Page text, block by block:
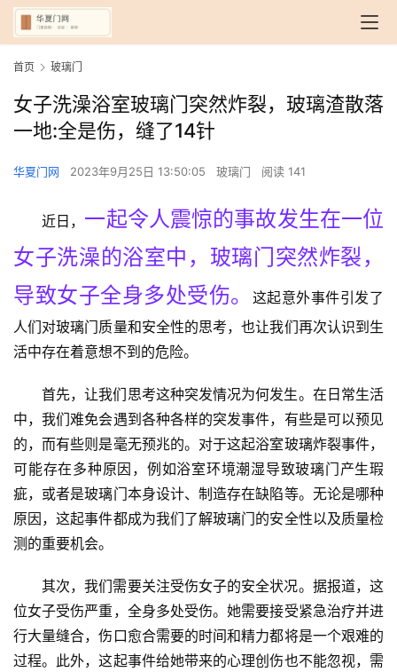
首页 玻璃门
女子洗澡浴室玻璃门突然炸裂，玻璃渣散落
一地:全是伤，缝了14针
华夏门网 2023年9月25日 13:50:05 玻璃门 阅读 141
近日， 一起令人震惊的事故发生在一位
女子洗澡的浴室中，玻璃门突然炸裂，
导致女子全身多处受伤。
这起意外事件引发了
人们对玻璃门质量和安全性的思考，也让我们再次认识到生
活中存在着意想不到的危险。
首先，让我们思考这种突发情况为何发生。在日常生活
中，我们难免会遇到各种各样的突发事件，有些是可以预见
的，而有些则是毫无预兆的。对于这起浴室玻璃炸裂事件，
可能存在多种原因，例如浴室环境潮湿导致玻璃门产生瑕
疵，或者是玻璃门本身设计、制造存在缺陷等。无论是哪种
原因，这起事件都成为我们了解玻璃门的安全性以及质量检
测的重要机会。
其次，我们需要关注受伤女子的安全状况。据报道，这
位女子受伤严重，全身多处受伤。她需要接受紧急治疗并进
行大量缝合，伤口愈合需要的时间和精力都将是一个艰难的
过程。此外，这起事件给她带来的心理创伤也不能忽视，需